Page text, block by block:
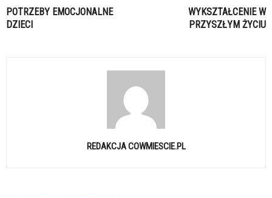
POTRZEBY EMOCJONALNE
DZIECI
WYKSZTAŁCENIE W
PRZYSZŁYM ŻYCIU
REDAKCJA COWMIESCIE.PL